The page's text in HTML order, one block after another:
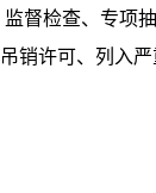
督检查、专项
销许可、列入